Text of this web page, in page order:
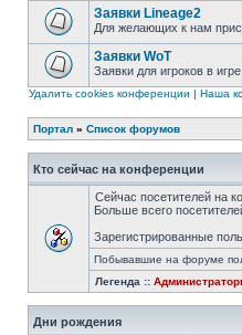
Заявки Lineage2
Для желающих к нам
Заявки WoT
Заявки для игроков в
Удалить cookies конференции | Наша
Портал » Список форумов
Кто сейчас на конференции
Сейчас посетителей на
Больше всего
Зарегистрированные
Побывавшие на форуме
Легенда ::
Дни рождения